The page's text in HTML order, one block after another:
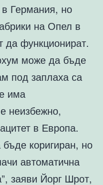
Германия, но
на Опел в
функционират.
може да бъде
под заплаха са
има
неизбежно,
в Европа.
коригиран, но
автоматична
заяви Йорг Шрот,